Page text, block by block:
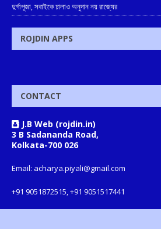
দুর্গাপূজা, সবাইকে ঢালাও অনুদান নয় রাজ্যের
ROJDIN APPS
CONTACT
J.B Web (rojdin.in)
3 B Sadananda Road,
Kolkata-700 026
Email: acharya.piyali@gmail.com
+91 9051872515, +91 9051517441